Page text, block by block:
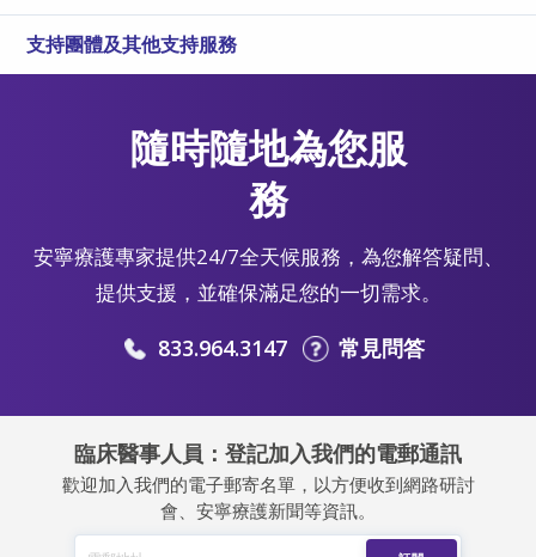
支持團體及其他支持服務
隨時隨地為您服
務
安寧療護專家提供24/7全天候服務，為您解答疑問、
提供支援，並確保滿足您的一切需求。
833.964.3147 常見問答
臨床醫事人員：登記加入我們的電郵通訊
歡迎加入我們的電子郵寄名單，以方便收到網路研討
會、安寧療護新聞等資訊。